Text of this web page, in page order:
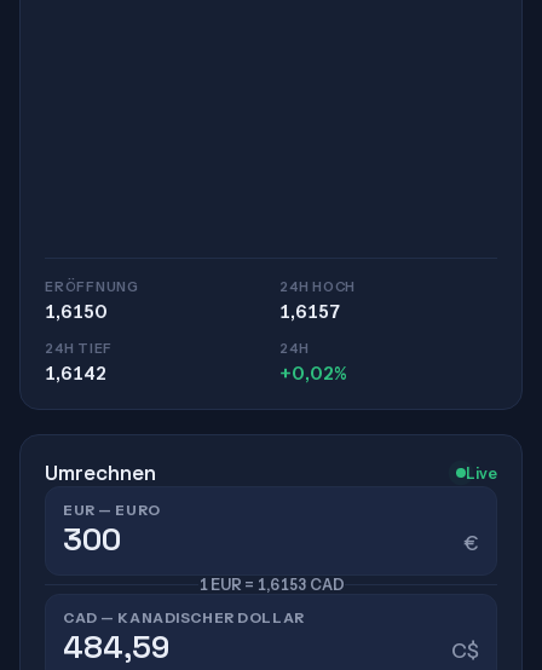
ERÖFFNUNG
1,6150
24H HOCH
1,6157
24H TIEF
1,6142
24H
+0,02%
Umrechnen Live
EUR — EURO
€
1 EUR = 1,6153 CAD
CAD — KANADISCHER DOLLAR
C$